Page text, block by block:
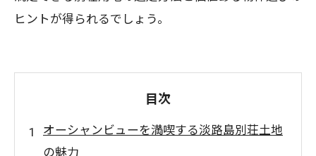
ヒントが得られるでしょう。
目次
オーシャンビューを満喫する淡路島別荘土地
の魅力